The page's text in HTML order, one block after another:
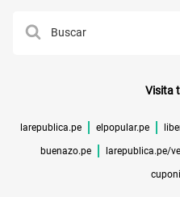
Visita
larepublica.pe elpopular.pe
buenazo.pe larepublica.pe/